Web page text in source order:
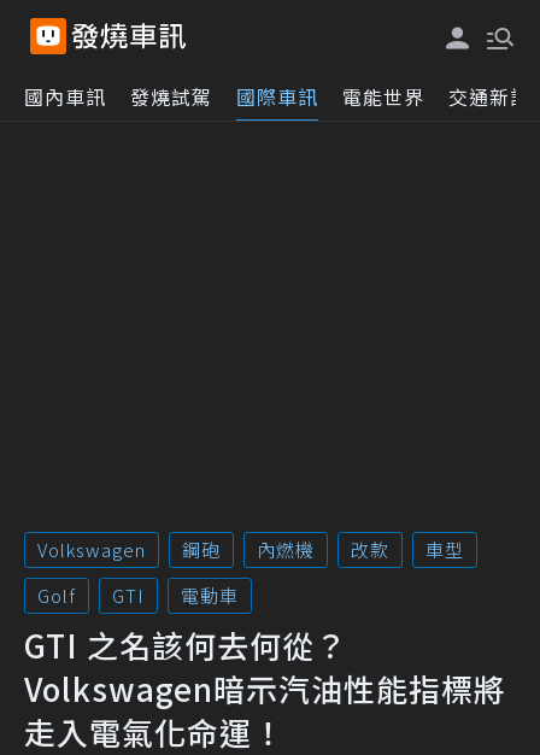
國內車訊 發燒試駕 國際車訊 電能世界 交通新訊
Volkswagen 鋼砲 內燃機 改款
車型
Golf
GTI 電動車
GTI 之名該何去何從？
Volkswagen暗示汽油性能指標將
走入電氣化命運！